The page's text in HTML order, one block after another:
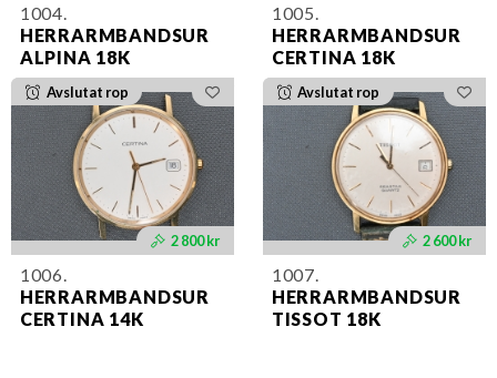
1004.
HERRARMBANDSUR
ALPINA 18K
1005.
HERRARMBANDSUR
CERTINA 18K
Avslutat rop
2 800 kr
1006.
HERRARMBANDSUR
CERTINA 14K
Avslutat rop
2 600 kr
1007.
HERRARMBANDSUR
TISSOT 18K